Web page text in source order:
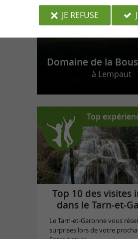
Domaine de la
à Lempaut
Top
Top 10 des visites
dans le Tarn-et-
Le Tarn-et-Garonne vous
surprises lors de votre
JE REFUSE